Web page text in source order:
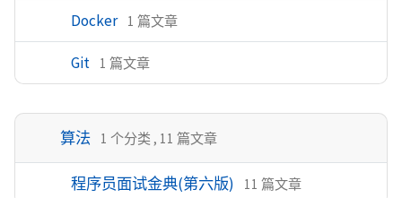
Docker 1 篇文章
Git 1 篇文章
算法 1 个分类 , 11 篇文章
程序员面试金典(第六版) 11 篇文章